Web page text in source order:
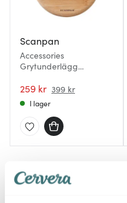
Scanpan
Accessories
Grytunderlägg
cm
259 kr 399 kr
I lager